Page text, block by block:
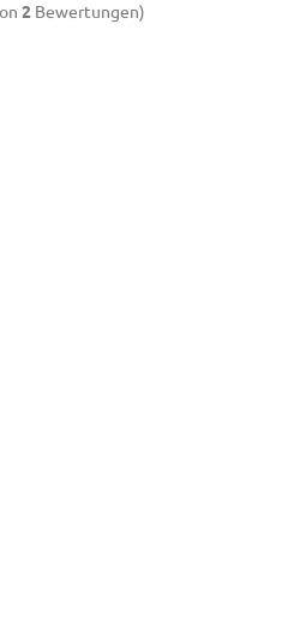
2Bewertungen)